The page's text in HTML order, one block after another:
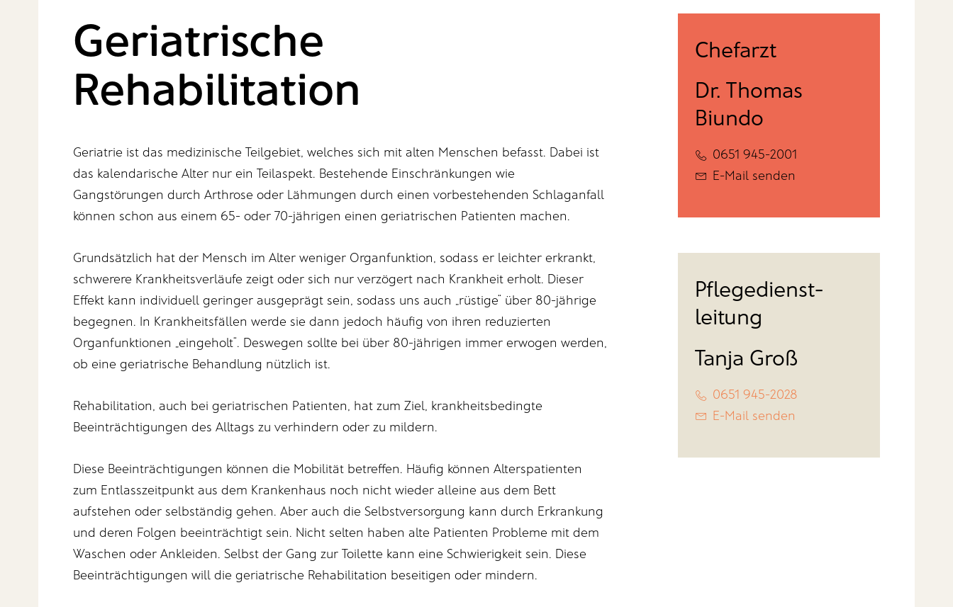
Geriatrische
Rehabilitation
Geriatrie ist das medizinische Teilgebiet, welches sich mit alten Menschen befasst. Dabei ist
das kalendarische Alter nur ein Teilaspekt. Bestehende Einschränkungen wie
Gangstörungen durch Arthrose oder Lähmungen durch einen vorbestehenden Schlaganfall
können schon aus einem 65- oder 70-jährigen einen geriatrischen Patienten machen.
Grundsätzlich hat der Mensch im Alter weniger Organfunktion, sodass er leichter erkrankt,
schwerere Krankheitsverläufe zeigt oder sich nur verzögert nach Krankheit erholt. Dieser
Effekt kann individuell geringer ausgeprägt sein, sodass uns auch „rüstige“ über 80-jährige
begegnen. In Krankheitsfällen werde sie dann jedoch häufig von ihren reduzierten
Organfunktionen „eingeholt“. Deswegen sollte bei über 80-jährigen immer erwogen werden,
ob eine geriatrische Behandlung nützlich ist.
Rehabilitation, auch bei geriatrischen Patienten, hat zum Ziel, krankheitsbedingte
Beeinträchtigungen des Alltags zu verhindern oder zu mildern.
Diese Beeinträchtigungen können die Mobilität betreffen. Häufig können Alterspatienten
zum Entlasszeitpunkt aus dem Krankenhaus noch nicht wieder alleine aus dem Bett
aufstehen oder selbständig gehen. Aber auch die Selbstversorgung kann durch Erkrankung
und deren Folgen beeinträchtigt sein. Nicht selten haben alte Patienten Probleme mit dem
Waschen oder Ankleiden. Selbst der Gang zur Toilette kann eine Schwierigkeit sein. Diese
Beeinträchtigungen will die geriatrische Rehabilitation beseitigen oder mindern.
Chefarzt
Dr. Thomas
Biundo
0651 945-2001
E-Mail senden
Pflegedienst-
leitung
Tanja Groß
0651 945-2028
E-Mail senden